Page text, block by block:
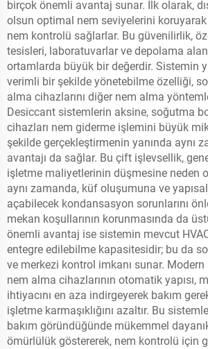
birçok önemli avantaj sunar. İlk olarak,
olsun optimal nem seviyelerini
nem kontrolü sağlarlar. Bu güvenilirlik,
tesisleri, laboratuvarlar ve depolama
ortamlarda büyük bir değerdir. Sistemin
verimli bir şekilde yönetebilme özelliği,
alma cihazlarını diğer nem alma
Desiccant sistemlerin aksine, soğutma
cihazları nem giderme işlemini büyük
şekilde gerçekleştirmenin yanında aynı
avantajı da sağlar. Bu çift işlevsellik,
işletme maliyetlerinin düşmesine neden
aynı zamanda, küf oluşumuna ve
açabilecek kondansasyon sorunlarını
mekan koşullarının korunmasında da
önemli avantaj ise sistemin mevcut
entegre edilebilme kapasitesidir; bu da
ve merkezi kontrol imkanı sunar.
nem alma cihazlarının otomatik yapısı,
ihtiyacını en aza indirgeyerek bakım
işletme karmaşıklığını azaltır. Bu
bakım göründüğünde mükemmel
ömürlülük göstererek, nem kontrolü için